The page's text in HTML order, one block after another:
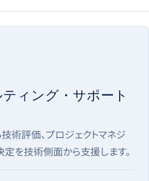
ィング・サポート
術評価、プロジェクトマネジ
定を技術側面から支援します。